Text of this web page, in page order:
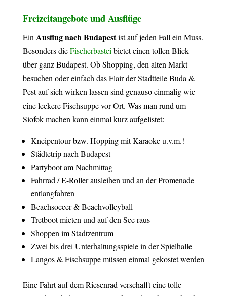
Freizeitangebote und Ausflüge
Ein Ausflug nach Budapestist auf jeden Fall ein Muss.
Besonders dieFischerbastei bietet einen tollen Blick
über ganz Budapest. Ob Shopping, den alten Markt
besuchen oder einfach das Flair der Stadtteile Buda &
Pest auf sich wirken lassen sind genauso einmalig wie
eine leckere Fischsuppe vor Ort. Was man rund um
Siofok machen kann einmal kurz aufgelistet:
Kneipentour bzw. Hopping mit Karaoke u.v.m.!
Städtetrip nach Budapest
Partyboot am Nachmittag
Fahrrad / E-Roller ausleihen und an der Promenade
entlangfahren
Beachsoccer & Beachvolleyball
Tretboot mieten und auf den See raus
Shoppen im Stadtzentrum
Zwei bis drei Unterhaltungsspiele in der Spielhalle
Langos & Fischsuppe müssen einmal gekostet werden
Eine Fahrt auf dem Riesenrad verschafft eine tolle